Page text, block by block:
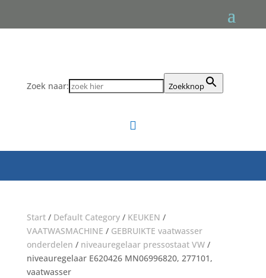
Zoek naar: Zoekknop

Start/ Default Category/ KEUKEN /
VAATWASMACHINE / GEBRUIKTE vaatwasser
onderdelen / niveauregelaar pressostaat VW/
niveauregelaar E620426 MN06996820, 277101,
vaatwasser